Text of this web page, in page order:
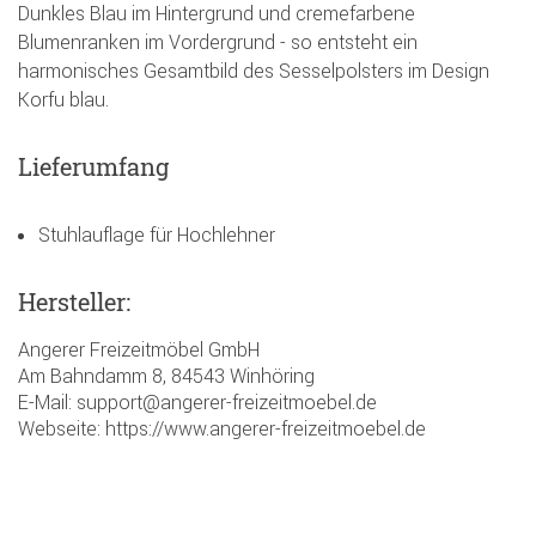
Dunkles Blau im Hintergrund und cremefarbene
Blumenranken im Vordergrund - so entsteht ein
harmonisches Gesamtbild des Sesselpolsters im Design
Korfu blau.
Lieferumfang
Stuhlauflage für Hochlehner
Hersteller:
Angerer Freizeitmöbel GmbH
Am Bahndamm 8, 84543 Winhöring
E-Mail: support@angerer-freizeitmoebel.de
Webseite: https://www.angerer-freizeitmoebel.de